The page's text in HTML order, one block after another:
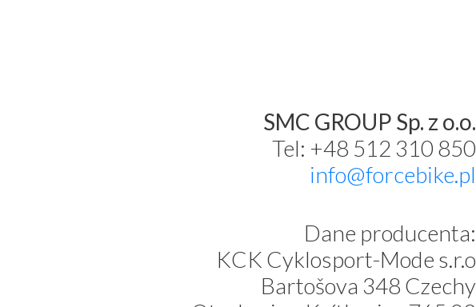
SMC GROUP Sp. z o.o.
Tel: +48 512 310 850
info@forcebike.pl
Dane producenta:
KCK Cyklosport-Mode s.r.o
Bartošova 348 Czechy